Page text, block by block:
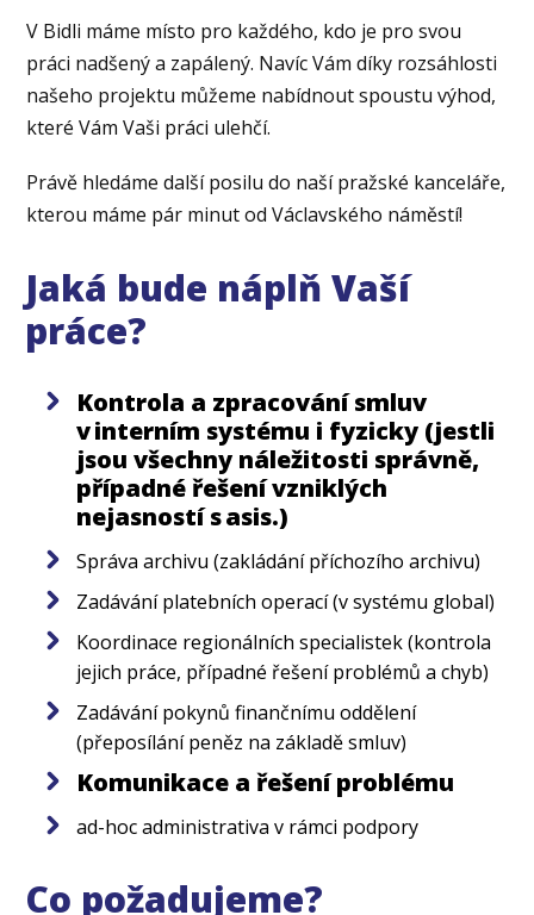
V Bidli máme místo pro každého, kdo je pro svou
práci nadšený a zapálený. Navíc Vám díky rozsáhlosti
našeho projektu můžeme nabídnout spoustu výhod,
které Vám Vaši práci ulehčí.
Právě hledáme další posilu do naší pražské kanceláře,
kterou máme pár minut od Václavského náměstí!
Jaká bude náplň Vaší
práce?
Kontrola a zpracování smluv
v interním systému i fyzicky (jestli
jsou všechny náležitosti správně,
případné řešení vzniklých
nejasností s asis.)
Správa archivu (zakládání příchozího archivu)
Zadávání platebních operací (v systému global)
Koordinace regionálních specialistek (kontrola
jejich práce, případné řešení problémů a chyb)
Zadávání pokynů finančnímu oddělení
(přeposílání peněz na základě smluv)
Komunikace a řešení problému
ad-hoc administrativa v rámci podpory
Co požadujeme?